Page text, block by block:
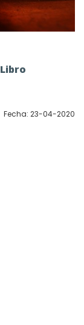
Fecha: 23-04-2020